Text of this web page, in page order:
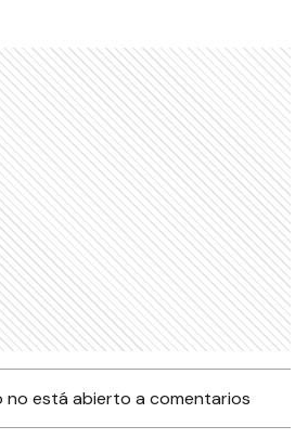
no está abierto a comentarios